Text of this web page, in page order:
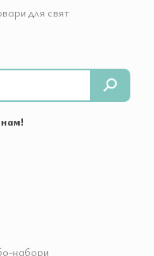
для свят
набори